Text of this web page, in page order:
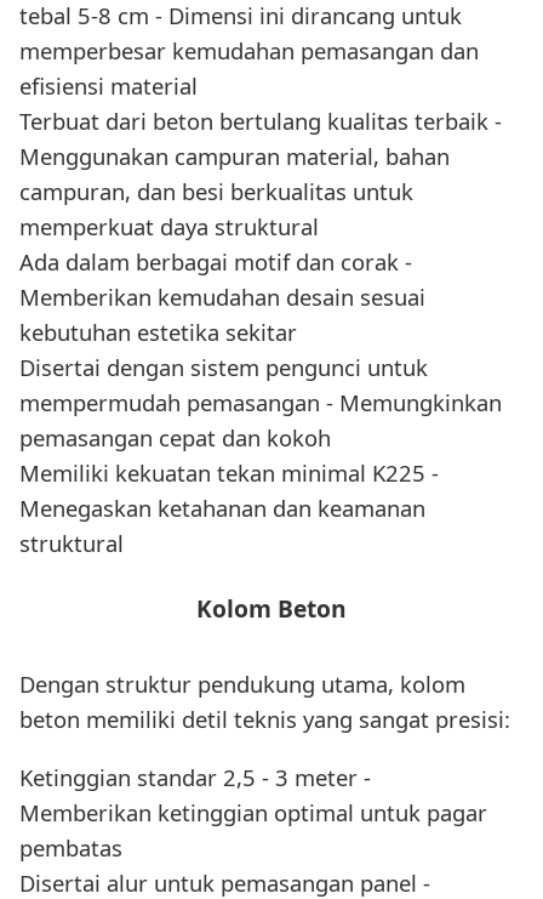
tebal 5-8 cm - Dimensi ini dirancang untuk
memperbesar kemudahan pemasangan dan
efisiensi material
Terbuat dari beton bertulang kualitas terbaik -
Menggunakan campuran material, bahan
campuran, dan besi berkualitas untuk
memperkuat daya struktural
Ada dalam berbagai motif dan corak -
Memberikan kemudahan desain sesuai
kebutuhan estetika sekitar
Disertai dengan sistem pengunci untuk
mempermudah pemasangan - Memungkinkan
pemasangan cepat dan kokoh
Memiliki kekuatan tekan minimal K225 -
Menegaskan ketahanan dan keamanan
struktural
Kolom Beton
Dengan struktur pendukung utama, kolom
beton memiliki detil teknis yang sangat presisi:
Ketinggian standar 2,5 - 3 meter -
Memberikan ketinggian optimal untuk pagar
pembatas
Disertai alur untuk pemasangan panel -